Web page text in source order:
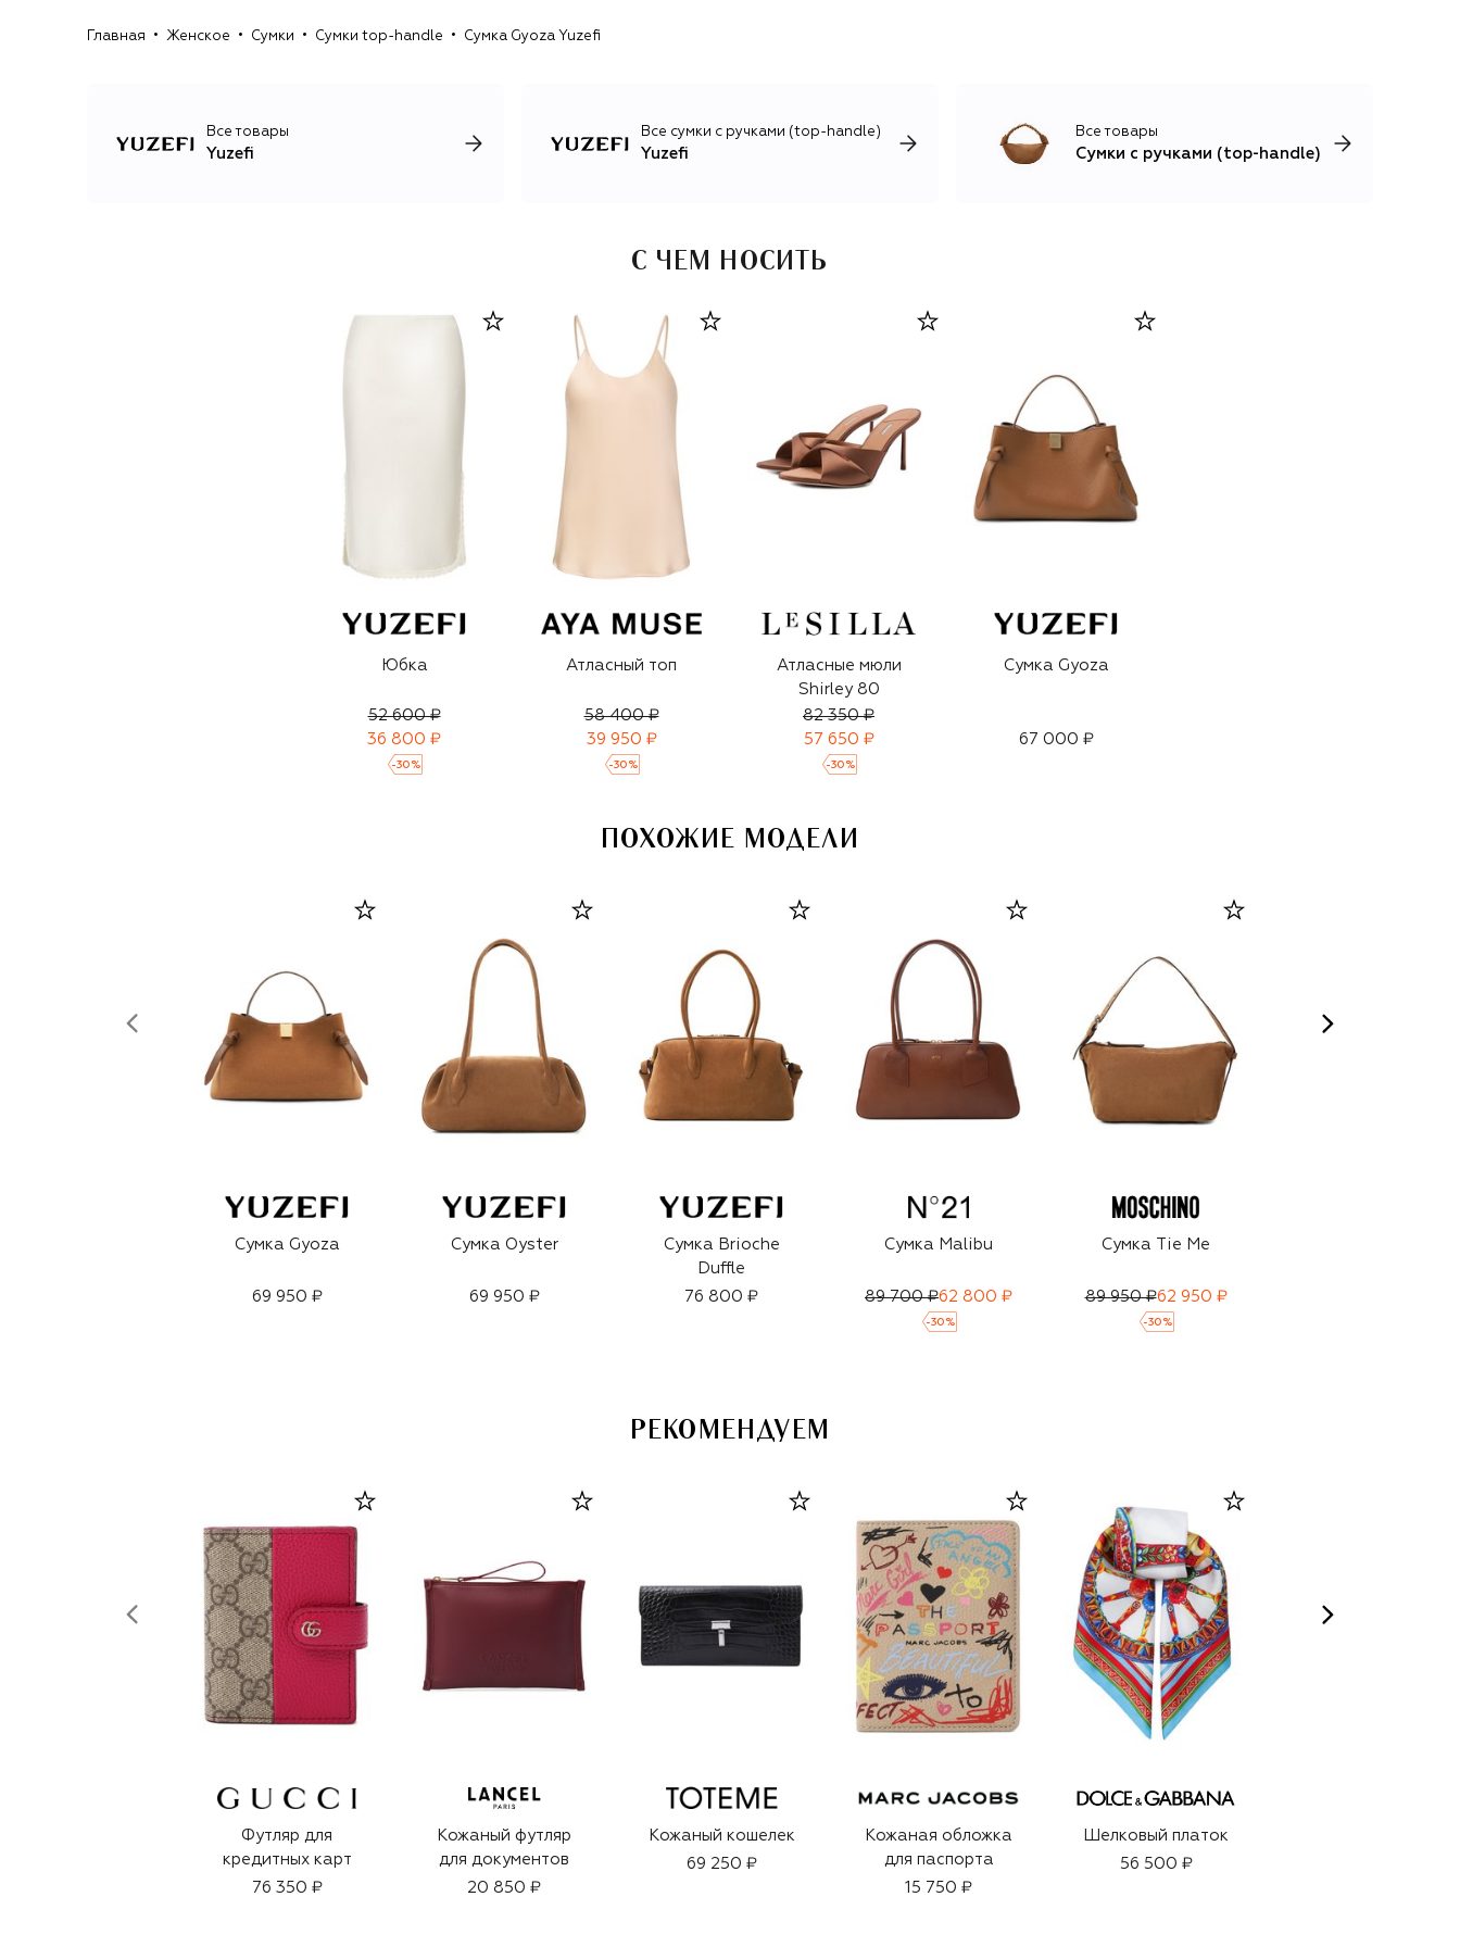
телячьей кожи с фактурными складками и
фоном для акцентных сумок: в основном это
продуманные и женственные топы и поло из трикотажа,
Главная Женское Сумки Сумки top-handle Сумка Gyoza Yuzefi
Все товары
Yuzefi
Все сумки с ручками (top-handle)
Yuzefi
Все товары
Сумки с ручками (top-handle)
С ЧЕМ НОСИТЬ
Юбка
52 600 ₽
36 800 ₽
-30 %
Атласный топ
58 400 ₽
39 950 ₽
-30 %
Атласные мюли
Shirley 80
82 350 ₽
57 650 ₽
-30 %
Сумка Gyoza
67 000 ₽
ПОХОЖИЕ МОДЕЛИ
Сумка Gyoza
69 950 ₽
Сумка Oyster
69 950 ₽
Сумка Brioche
Duffle
76 800 ₽
Сумка Malibu
89 700 ₽62 800 ₽
-30 %
Сумка Tie Me
89 950 ₽62 950 ₽
-30 %
РЕКОМЕНДУЕМ
Футляр для
кредитных карт
76 350 ₽
Кожаный футляр
для документов
20 850 ₽
Кожаный кошелек
69 250 ₽
Кожаная обложка
для паспорта
15 750 ₽
Шелковый платок
56 500 ₽